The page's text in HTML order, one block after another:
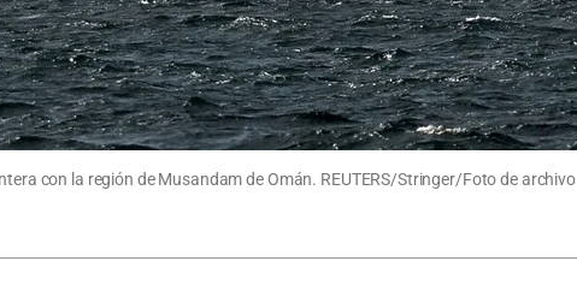
con la región de Musandam de Omán. REUTERS/Stringer/Foto de archivo